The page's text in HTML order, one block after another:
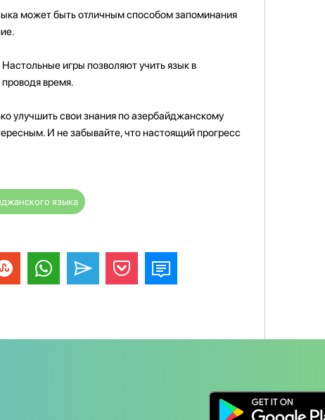
может быть отличным способом запоминания
Настольные игры позволяют учить язык в
время.
улучшить свои знания по азербайджанскому
И не забывайте, что настоящий прогресс
языка